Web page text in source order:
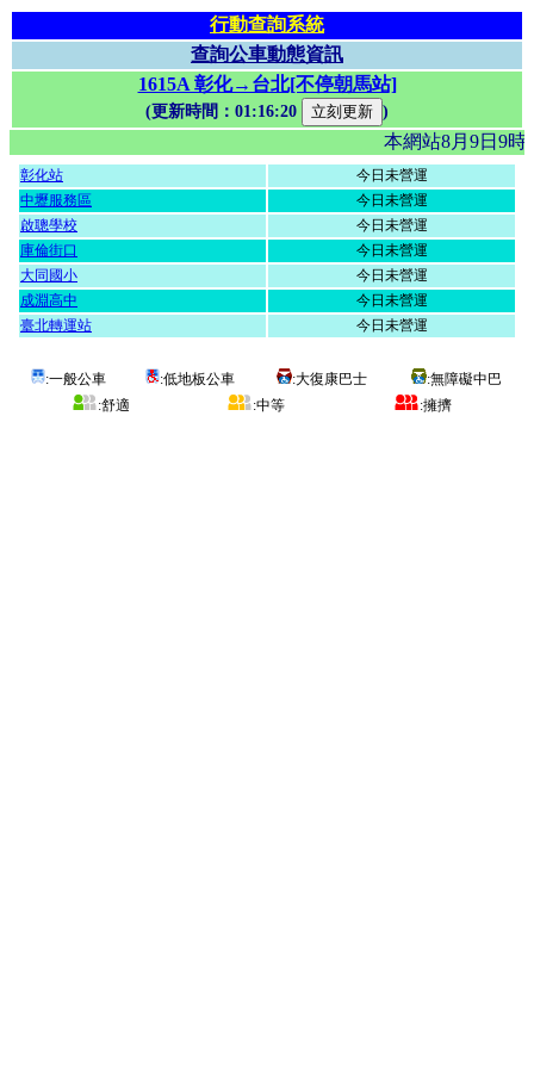
行動查詢系統
查詢公車動態資訊
1615A 彰化→台北[不停朝馬站]
(更新時間： 01:16:20 )
本網站8月9日9
彰化站
今日未營運
中壢服務區
今日未營運
啟聰學校
今日未營運
庫倫街口
今日未營運
大同國小
今日未營運
成淵高中
今日未營運
臺北轉運站
今日未營運
:一般公車 :低地板公車 :大復康巴士
:無障礙中巴
:舒適
:中等 :擁擠